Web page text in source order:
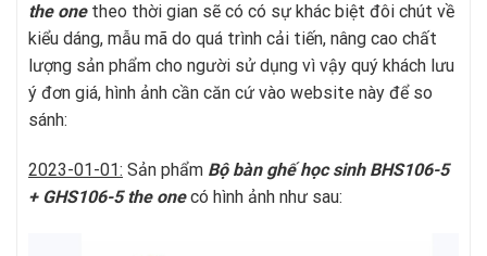
the onetheo thời gian sẽ có có sự khác biệt đôi chút về
kiểu dáng, mẫu mã do quá trình cải tiến, nâng cao chất
lượng sản phẩm cho người sử dụng vì vậy quý khách lưu
ý đơn giá, hình ảnh cần căn cứ vào website này để so
sánh:
2023-01-01: Sản phẩm Bộ bàn ghế học sinh BHS106-5
+ GHS106-5the onecó hình ảnh như sau: